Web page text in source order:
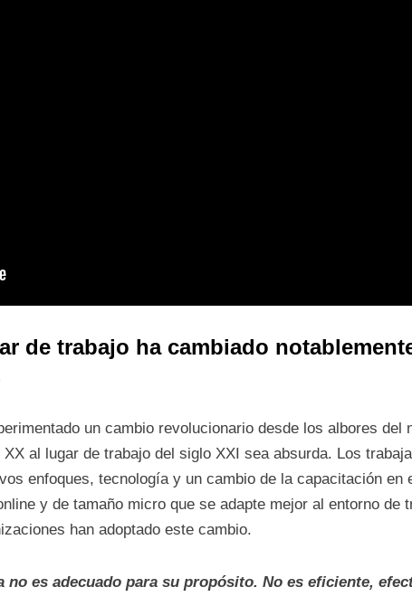
de trabajo ha cambiado
un cambio revolucionario desde los albores del
al lugar de trabajo del siglo XXI sea absurda. Los
enfoques, tecnología y un cambio de la capacitación en
y de tamaño micro que se adapte mejor al entorno de
han adoptado este cambio.
no es adecuado para su propósito. No es eficiente,